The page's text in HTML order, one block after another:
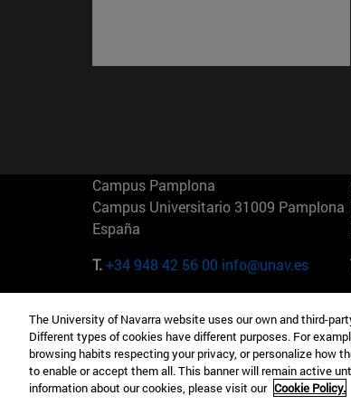
Campus Pamplona
Campus Universitario 31009 Pamplona
España
T.+34 948 42 56 00 info@unav.es
Camino del Cerro Águila 3 28023
Madrid España
T.+34 912 11 30 00
The University of Navarra website uses our own and third-
Different types of cookies have different purposes. For
browsing habits respecting your privacy, or personalize how
to enable or accept them all. This banner will remain active
information about our cookies, please visit our Cookie Policy.